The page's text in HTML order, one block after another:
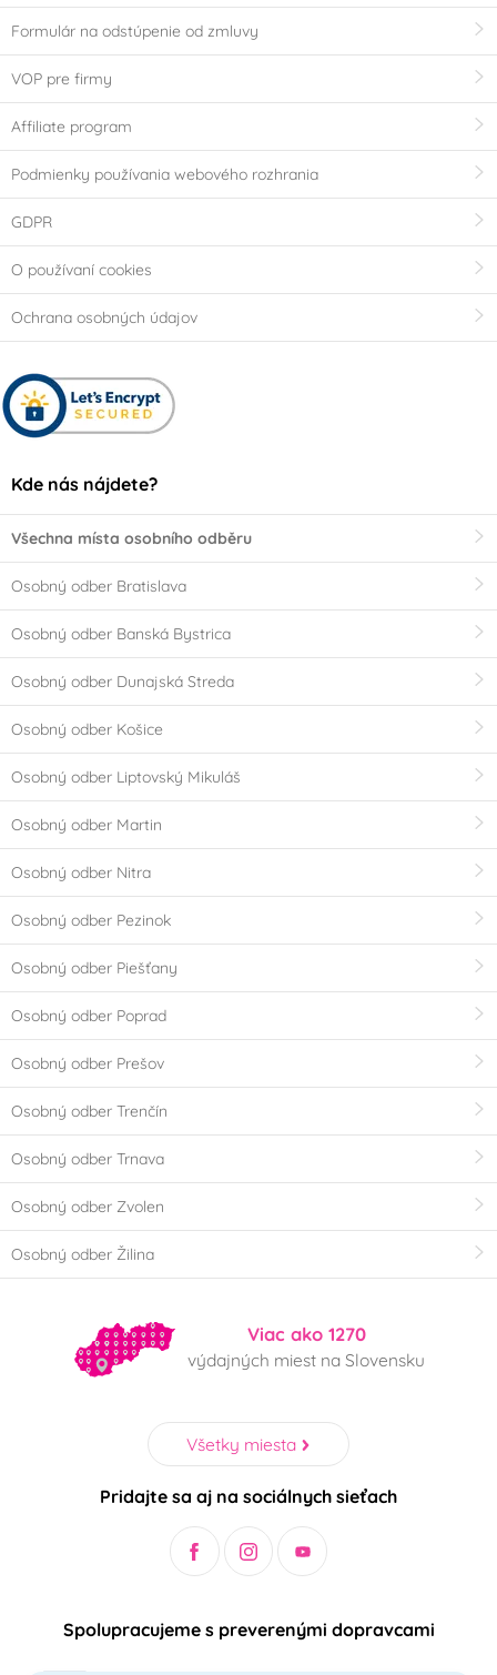
Formulár na odstúpenie od zmluvy
VOP pre firmy
Affiliate program
Podmienky používania webového rozhrania
GDPR
O používaní cookies
Ochrana osobných údajov
Kde nás nájdete?
Všechna místa osobního odběru
Osobný odber Bratislava
Osobný odber Banská Bystrica
Osobný odber Dunajská Streda
Osobný odber Košice
Osobný odber Liptovský Mikuláš
Osobný odber Martin
Osobný odber Nitra
Osobný odber Pezinok
Osobný odber Piešťany
Osobný odber Poprad
Osobný odber Prešov
Osobný odber Trenčín
Osobný odber Trnava
Osobný odber Zvolen
Osobný odber Žilina
Viac ako 1270
výdajných miest na Slovensku
Všetky miesta
Pridajte sa aj na sociálnych sieťach
Spolupracujeme s preverenými dopravcami